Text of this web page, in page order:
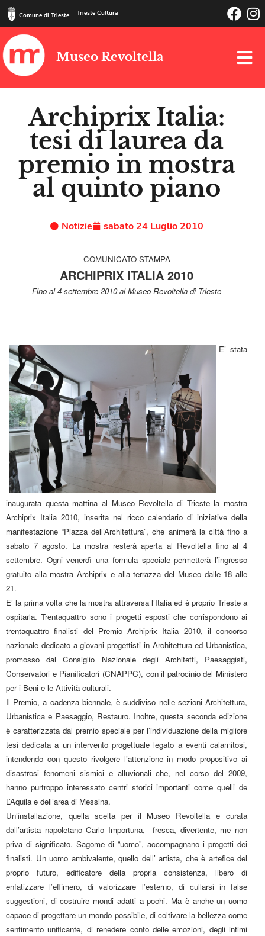
Comune di Trieste Trieste Cultura
Museo Revoltella
Archiprix Italia:
tesi di laurea da
premio in mostra
al quinto piano
Notizie sabato 24 Luglio 2010
COMUNICATO STAMPA
ARCHIPRIX ITALIA 2010
Fino al 4 settembre 2010 al Museo Revoltella di Trieste
E’ stata
inaugurata questa mattina al Museo Revoltella di Trieste la mostra
Archiprix Italia 2010, inserita nel ricco calendario di iniziative della
manifestazione “Piazza dell’Architettura”, che animerà la città fino a
sabato 7 agosto. La mostra resterà aperta al Revoltella fino al 4
settembre. Ogni venerdì una formula speciale permetterà l’ingresso
gratuito alla mostra Archiprix e alla terrazza del Museo dalle 18 alle
21.
E’ la prima volta che la mostra attraversa l’Italia ed è proprio Trieste a
ospitarla. Trentaquattro sono i progetti esposti che corrispondono ai
trentaquattro finalisti del Premio Archiprix Italia 2010, il concorso
nazionale dedicato a giovani progettisti in Architettura ed Urbanistica,
promosso dal Consiglio Nazionale degli Architetti, Paesaggisti,
Conservatori e Pianificatori (CNAPPC), con il patrocinio del Ministero
per i Beni e le Attività culturali.
Il Premio, a cadenza biennale, è suddiviso nelle sezioni Architettura,
Urbanistica e Paesaggio, Restauro. Inoltre, questa seconda edizione
è caratterizzata dal premio speciale per l’individuazione della migliore
tesi dedicata a un intervento progettuale legato a eventi calamitosi,
intendendo con questo rivolgere l’attenzione in modo propositivo ai
disastrosi fenomeni sismici e alluvionali che, nel corso del 2009,
hanno purtroppo interessato centri storici importanti come quelli de
L’Aquila e dell’area di Messina.
Un’installazione, quella scelta per il Museo Revoltella e curata
dall’artista napoletano Carlo Importuna,
fresca, divertente, me non
priva di significato. Sagome di “uomo”, accompagnano i progetti dei
finalisti. Un uomo ambivalente, quello dell’ artista, che è artefice del
proprio futuro, edificatore della propria consistenza, libero di
enfatizzare l’effimero, di valorizzare l’esterno, di cullarsi in false
suggestioni, di costruire mondi adatti a pochi. Ma è anche un uomo
capace di progettare un mondo possibile, di coltivare la bellezza come
sentimento unificante, di renedere conto delle emozioni, degli intimi